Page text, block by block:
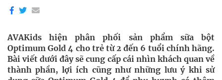
AVAKids hiện phân phối sản phẩm sữa bột
Optimum Gold 4 cho trẻ từ 2 đến 6 tuổi chính hãng.
Bài viết dưới đây sẽ cung cấp cái nhìn khách quan về
thành phần, lợi ích cũng như những lưu ý khi sử